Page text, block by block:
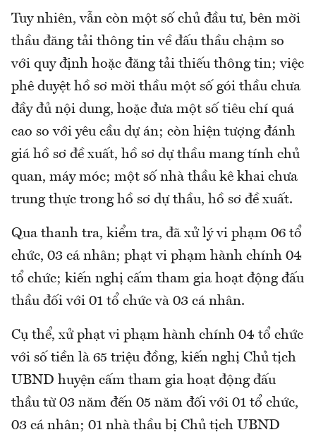
Tuy nhiên, vẫn còn một số chủ đầu tư, bên mời
thầu đăng tải thông tin về đấu thầu chậm so
với quy định hoặc đăng tải thiếu thông tin; việc
phê duyệt hồ sơ mời thầu một số gói thầu chưa
đầy đủ nội dung, hoặc đưa một số tiêu chí quá
cao so với yêu cầu dự án; còn hiện tượng đánh
giá hồ sơ đề xuất, hồ sơ dự thầu mang tính chủ
quan, máy móc; một số nhà thầu kê khai chưa
trung thực trong hồ sơ dự thầu, hồ sơ đề xuất.
Qua thanh tra, kiểm tra, đã xử lý vi phạm 06 tổ
chức, 03 cá nhân; phạt vi phạm hành chính 04
tổ chức; kiến nghị cấm tham gia hoạt động đấu
thầu đối với 01 tổ chức và 03 cá nhân.
Cụ thể, xử phạt vi phạm hành chính 04 tổ chức
với số tiền là 65 triệu đồng, kiến nghị Chủ tịch
UBND huyện cấm tham gia hoạt động đấu
thầu từ 03 năm đến 05 năm đối với 01 tổ chức,
03 cá nhân; 01 nhà thầu bị Chủ tịch UBND